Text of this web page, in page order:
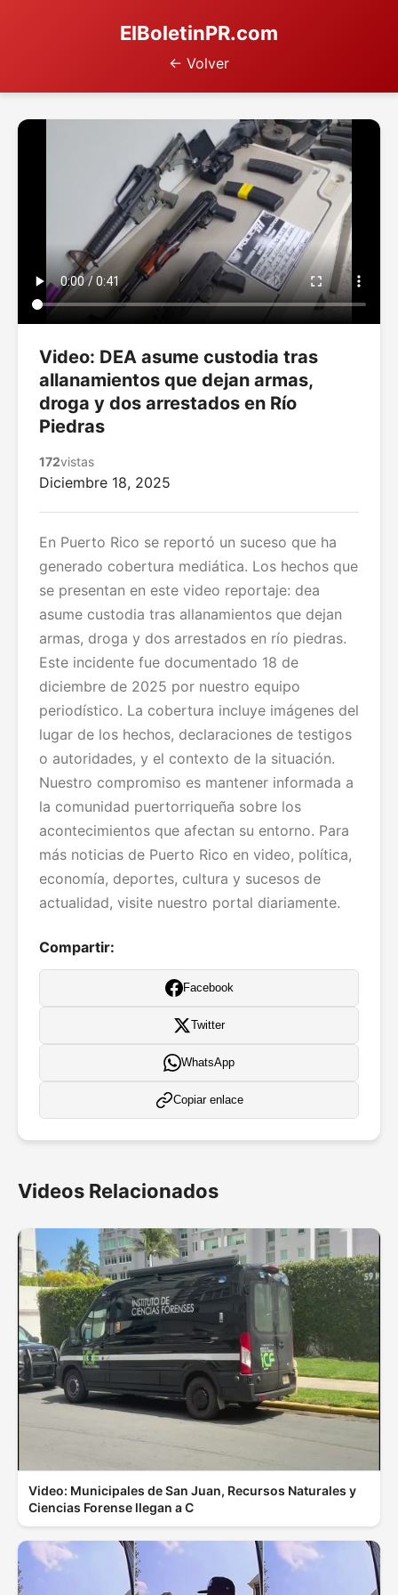
ElBoletinPR.com
← Volver
Video: DEA asume custodia tras
allanamientos que dejan armas,
droga y dos arrestados en Río
Piedras
172vistas
Diciembre 18, 2025
En Puerto Rico se reportó un suceso que ha
generado cobertura mediática. Los hechos que
se presentan en este video reportaje: dea
asume custodia tras allanamientos que dejan
armas, droga y dos arrestados en río piedras.
Este incidente fue documentado 18 de
diciembre de 2025 por nuestro equipo
periodístico. La cobertura incluye imágenes del
lugar de los hechos, declaraciones de testigos
o autoridades, y el contexto de la situación.
Nuestro compromiso es mantener informada a
la comunidad puertorriqueña sobre los
acontecimientos que afectan su entorno. Para
más noticias de Puerto Rico en video, política,
economía, deportes, cultura y sucesos de
actualidad, visite nuestro portal diariamente.
Compartir:
Facebook
Twitter
WhatsApp
Copiar enlace
Videos Relacionados
Video: Municipales de San Juan, Recursos Naturales y
Ciencias Forense llegan a C